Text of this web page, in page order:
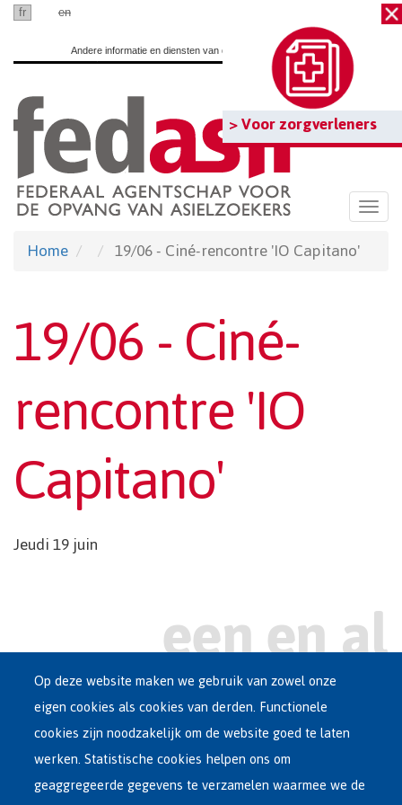
Ga
hoofdinhoud
> Voor zorgverleners
fr en
Andere informatie en diensten van de overheid:www.belgium.be
Home 19/06 - Ciné-rencontre 'IO Capitano'
19/06 - Ciné-
rencontre 'IO
Capitano'
Jeudi 19 juin
Main
Dutch
ASIEL IN BELGIË
OPVANGNETWERK
Op deze website maken we gebruik van zowel onze
eigen cookies als cookies van derden. Functionele
cookies zijn noodzakelijk om de website goed te laten
werken. Statistische cookies helpen ons om
geaggregeerde gegevens te verzamelen waarmee we de